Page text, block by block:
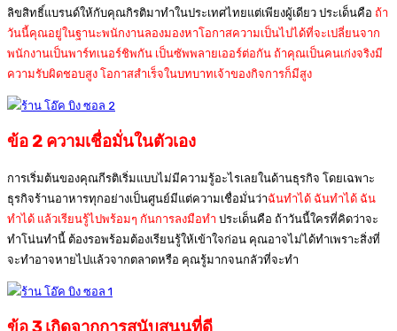
ลิขสิทธิ์แบรนด์ให้กับคุณกิรติมาทำในประเทศไทยแต่เพียงผู้เดียว ประเด็นคือ ถ้า
วันนี้คุณอยู่ในฐานะพนักงานลองมองหาโอกาสความเป็นไปได้ที่จะเปลี่ยนจาก
พนักงานเป็นพาร์ทเนอร์ชิพกัน เป็นซัพพลายเออร์ต่อกัน ถ้าคุณเป็นคนเก่งจริงมี
ความรับผิดชอบสูง โอกาสสำเร็จในบทบาทเจ้าของกิจการก็มีสูง
ข้อ 2 ความเชื่อมั่นในตัวเอง
การเริ่มต้นของคุณกีรติเริ่มแบบไม่มีความรู้อะไรเลยในด้านธุรกิจ โดยเฉพาะ
ธุรกิจร้านอาหารทุกอย่างเป็นศูนย์มีแต่ความเชื่อมั่นว่าฉันทำได้ ฉันทำได้ ฉัน
ทำได้ แล้วเรียนรู้ไปพร้อมๆ กันการลงมือทำ ประเด็นคือ ถ้าวันนี้ใครที่คิดว่าจะ
ทำโน่นทำนี้ ต้องรอพร้อมต้องเรียนรู้ให้เข้าใจก่อน คุณอาจไม่ได้ทำเพราะสิ่งที่
จะทำอาจหายไปแล้วจากตลาดหรือ คุณรู้มากจนกลัวที่จะทำ